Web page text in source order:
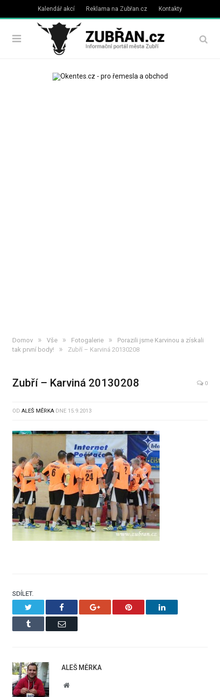
Kalendář akcí Reklama na Zubřan.cz Kontakty
Domov » Vše » Fotogalerie »
Porazili jsme Karvinou a získali
tak první body!
» Zubří – Karviná 20130208
Zubří – Karviná 20130208 0
OD ALEŠ MĚRKA DNE 15.9.2013
SDÍLET.
Facebook Google+ Pinterest LinkedIn
Tumblr Email
ALEŠ MĚRKA
Website